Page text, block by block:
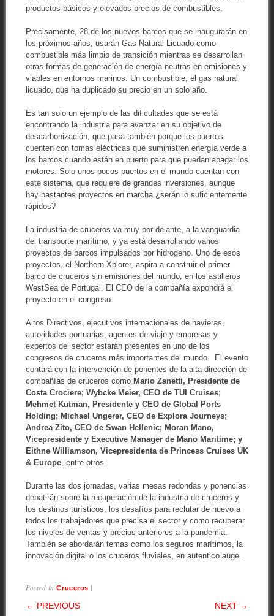
productos básicos y elevados precios de combustibles.
Precisamente, 28 de los nuevos barcos que se inaugurarán en
los próximos años, usarán Gas Natural Licuado como
combustible más limpio de transición mientras se desarrollan
otras formas de generación de energía neutras en emisiones y
viables en entornos marinos. Un combustible, el gas natural
licuado, que ha duplicado su precio en un solo año.
Es tan solo un ejemplo de las dificultades que se está
encontrando la industria para avanzar en su objetivo de
descarbonización, que pasa también porque los puertos
cuenten con tomas eléctricas que suministren energía verde a
los barcos cuando están en puerto para que puedan apagar los
motores. Solo unos pocos puertos en el mundo cuentan con
este sistema, que requiere de grandes inversiones, aunque
hay bastantes proyectos en marcha ¿serán lo suficientemente
rápidos?
La industria de cruceros va muy por delante, a la vanguardia
del transporte marítimo, y ya está desarrollando varios
proyectos de barcos impulsados por hidrogeno. Uno de esos
proyectos, el Northern Xplorer, aspira a construir el primer
barco de cruceros sin emisiones del mundo, en los astilleros
WestSea de Portugal. El CEO de la compañía expondrá el
proyecto en el congreso.
Altos Directivos, ejecutivos internacionales de navieras,
autoridades portuarias, agentes de viaje y empresas y
expertos del sector estarán presentes en uno de los
congresos de cruceros más importantes del mundo. El evento
contará con la intervención de ponentes de la alta dirección de
compañías de cruceros comoMario Zanetti, Presidente de
Costa Crociere; Wybcke Meier, CEO de TUI Cruises;
Mehmet Kutman, Presidente y CEO de Global Ports
Holding; Michael Ungerer, CEO de Explora Journeys;
Andrea Zito, CEO de Swan Hellenic; Moran Mano,
Vicepresidente y Executive Manager de Mano Maritime; y
Eithne Williamson, Vicepresidenta de Princess Cruises UK
& Europe, entre otros.
Durante las dos jornadas, varias mesas redondas y ponencias
debatirán sobre la recuperación de la industria de cruceros y
los destinos turísticos, los desafíos para reclutar de nuevo a
todos los trabajadores que precisa el sector y como recuperar
los niveles de ventas y precios anteriores a la pandemia.
También se abordarán temas como los seguros marítimos, la
innovación digital o los cruceros fluviales, en autentico auge.
Posted inCruceros |
POST NAVIGATION
← PREVIOUS NEXT →